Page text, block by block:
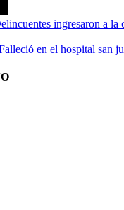
ingresaron a la
en el hospital san